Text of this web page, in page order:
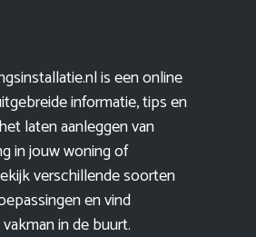
is een online
informatie, tips en
laten aanleggen van
in jouw woning of
verschillende soorten
en vind
in de buurt.